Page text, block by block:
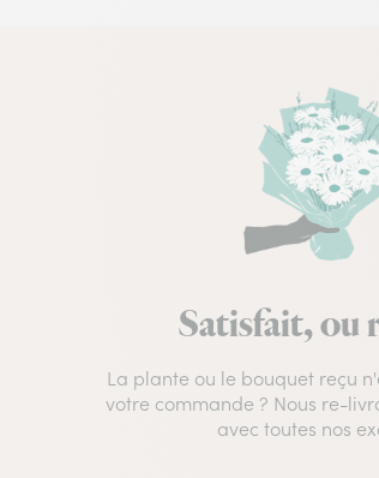
Satisfait, ou
La plante ou le bouquet reçu
votre commande ? Nous re-
avec toutes nos